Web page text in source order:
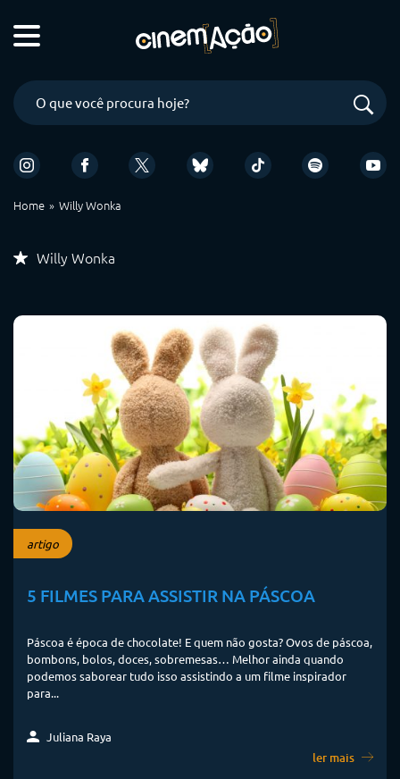
Home Willy Wonka
Willy Wonka
artigo
5 FILMES PARA ASSISTIR NA PÁSCOA
Páscoa é época de chocolate! E quem não gosta? Ovos de páscoa,
bombons, bolos, doces, sobremesas… Melhor ainda quando
podemos saborear tudo isso assistindo a um filme inspirador
para...
Juliana Raya
ler mais